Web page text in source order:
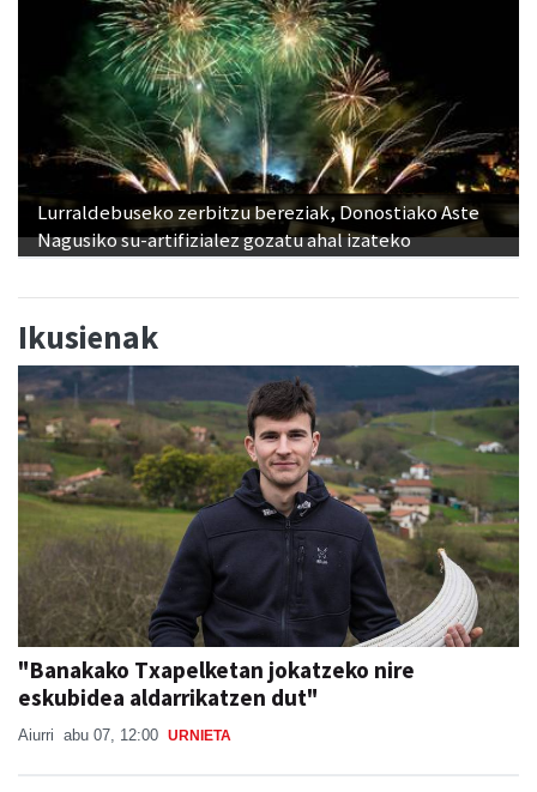
Lurraldebuseko zerbitzu bereziak, Donostiako Aste
Nagusiko su-artifizialez gozatu ahal izateko
Ikusienak
"Banakako Txapelketan jokatzeko nire
eskubidea aldarrikatzen dut"
Aiurri abu 07, 12:00 URNIETA